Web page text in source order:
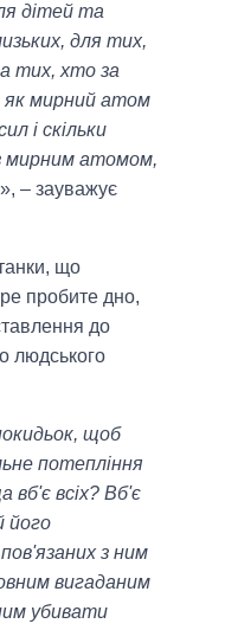
дітей та
для тих,
тих, хто за
як мирний атом
і скільки
мирним атомом,
», – зауважує
що
пробите дно,
до
людського
щоб
потепління
вб'є всіх? Вб'є
його
з ним
вигаданим
убивати